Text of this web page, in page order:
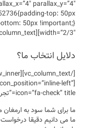
!important;padding-bottom: 50px !important;}”][vc_column
[/vc_column_text][vc_row_inner][vc_column_inner width=”1/2″]
[iconbox
ما برای شما سود به ارمغان می آوریم، هر کدام با بیش از 20 سال تجربه.
نیازی دارید آن